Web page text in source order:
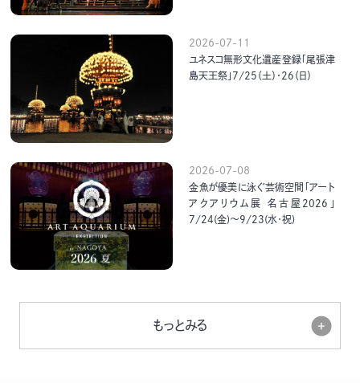
2026-07-11
ユネスコ無形文化遺産登録「尾張津
島天王祭」7/25（土）・26（日）
2026-07-08
金魚が優美に泳ぐ芸術空間「アート
アクアリウム展 名古屋2026」
7/24(金)～9/23(水･祝)
もっとみる